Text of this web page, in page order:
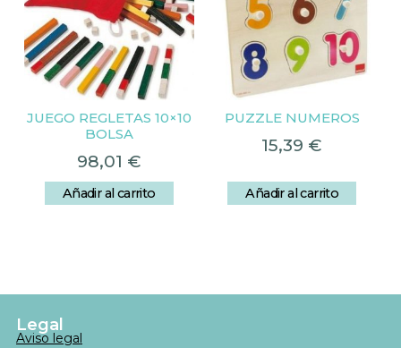
JUEGO REGLETAS 10×10
BOLSA
98,01 €
Añadir al carrito
PUZZLE NUMEROS
15,39 €
Añadir al carrito
Legal
Aviso legal